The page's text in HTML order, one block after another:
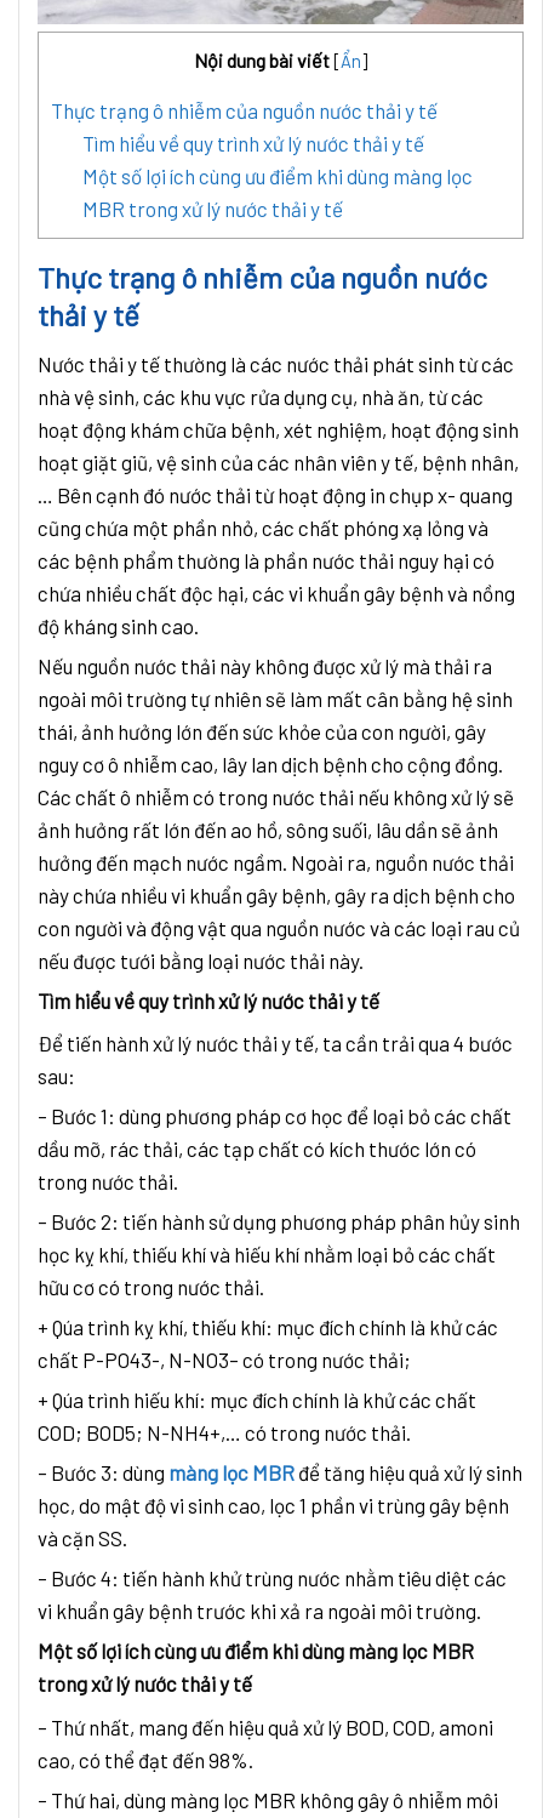
Nội dung bài viết[Ẩn]
Thực trạng ô nhiễm của nguồn nước thải y tế
Tìm hiểu về quy trình xử lý nước thải y tế
Một số lợi ích cùng ưu điểm khi dùng màng lọc
MBR trong xử lý nước thải y tế
Thực trạng ô nhiễm của nguồn nước
thải y tế
Nước thải y tế thường là các nước thải phát sinh từ các
nhà vệ sinh, các khu vực rửa dụng cụ, nhà ăn, từ các
hoạt động khám chữa bệnh, xét nghiệm, hoạt động sinh
hoạt giặt giũ, vệ sinh của các nhân viên y tế, bệnh nhân,
… Bên cạnh đó nước thải từ hoạt động in chụp x- quang
cũng chứa một phần nhỏ, các chất phóng xạ lỏng và
các bệnh phẩm thường là phần nước thải nguy hại có
chứa nhiều chất độc hại, các vi khuẩn gây bệnh và nồng
độ kháng sinh cao.
Nếu nguồn nước thải này không được xử lý mà thải ra
ngoài môi trường tự nhiên sẽ làm mất cân bằng hệ sinh
thái, ảnh hưởng lớn đến sức khỏe của con người, gây
nguy cơ ô nhiễm cao, lây lan dịch bệnh cho cộng đồng.
Các chất ô nhiễm có trong nước thải nếu không xử lý sẽ
ảnh hưởng rất lớn đến ao hồ, sông suối, lâu dần sẽ ảnh
hưởng đến mạch nước ngầm. Ngoài ra, nguồn nước thải
này chứa nhiều vi khuẩn gây bệnh, gây ra dịch bệnh cho
con người và động vật qua nguồn nước và các loại rau củ
nếu được tưới bằng loại nước thải này.
Tìm hiểu về quy trình xử lý nước thải y tế
Để tiến hành xử lý nước thải y tế, ta cần trải qua 4 bước
sau:
– Bước 1: dùng phương pháp cơ học để loại bỏ các chất
dầu mỡ, rác thải, các tạp chất có kích thước lớn có
trong nước thải.
– Bước 2: tiến hành sử dụng phương pháp phân hủy sinh
học kỵ khí, thiếu khí và hiếu khí nhằm loại bỏ các chất
hữu cơ có trong nước thải.
+ Qúa trình kỵ khí, thiếu khí: mục đích chính là khử các
chất P-PO43-, N-NO3– có trong nước thải;
+ Qúa trình hiếu khí: mục đích chính là khử các chất
COD; BOD5; N-NH4+,… có trong nước thải.
– Bước 3: dùng màng lọc MBR để tăng hiệu quả xử lý sinh
học, do mật độ vi sinh cao, lọc 1 phần vi trùng gây bệnh
và cặn SS.
– Bước 4: tiến hành khử trùng nước nhằm tiêu diệt các
vi khuẩn gây bệnh trước khi xả ra ngoài môi trường.
Một số lợi ích cùng ưu điểm khi dùng màng lọc MBR
trong xử lý nước thải y tế
– Thứ nhất, mang đến hiệu quả xử lý BOD, COD, amoni
cao, có thể đạt đến 98%.
– Thứ hai, dùng màng lọc MBR không gây ô nhiễm môi